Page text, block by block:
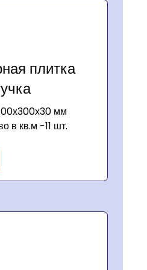
плитка
мм
в кв.м -11 шт.